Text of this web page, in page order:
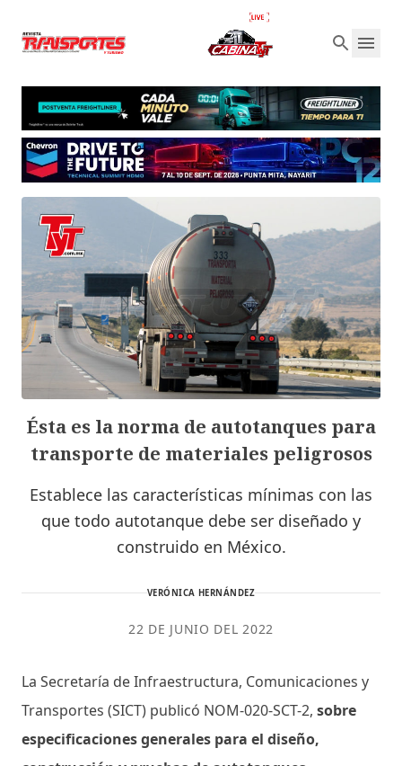
Ésta es la norma de autotanques para
transporte de materiales peligrosos
Establece las características mínimas con las
que todo autotanque debe ser diseñado y
construido en México.
VERÓNICA HERNÁNDEZ
22 DE JUNIO DEL 2022
La Secretaría de Infraestructura, Comunicaciones y
Transportes (SICT) publicó NOM-020-SCT-2, sobre
especificaciones generales para el diseño,